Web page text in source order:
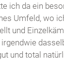
ich da ein
Umfeld, wo
und
und total